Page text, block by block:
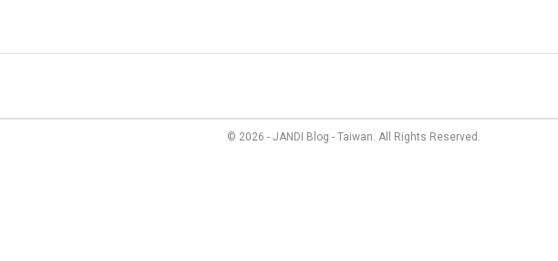
© 2026 - JANDI Blog - Taiwan. All Rights Reserved.